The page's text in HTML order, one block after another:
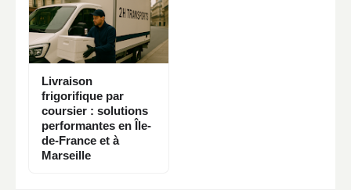
Livraison
frigorifique par
coursier : solutions
performantes en Île-
de-France et à
Marseille